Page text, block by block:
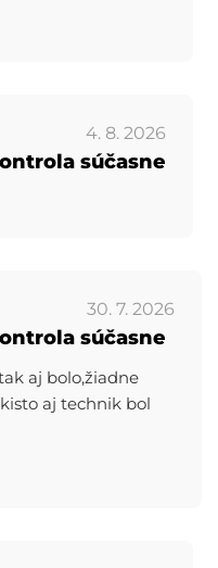
4. 8. 2026
súčasne
30. 7. 2026
súčasne
aj bolo,žiadne
aj technik bol